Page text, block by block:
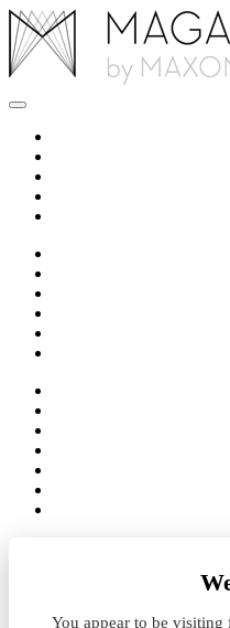
You appear to be